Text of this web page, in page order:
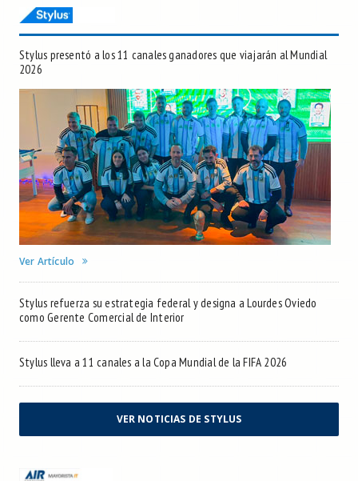
Stylus presentó a los 11 canales ganadores que viajarán al Mundial
2026
Ver Artículo
Stylus refuerza su estrategia federal y designa a Lourdes Oviedo
como Gerente Comercial de Interior
Stylus lleva a 11 canales a la Copa Mundial de la FIFA 2026
VER NOTICIAS DE STYLUS